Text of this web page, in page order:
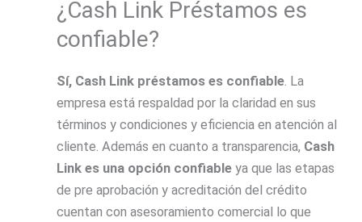
¿Cash Link Préstamos es
confiable?
Sí, Cash Link préstamos es confiable. La
empresa está respaldad por la claridad en sus
términos y condiciones y eficiencia en atención al
cliente. Además en cuanto a transparencia, Cash
Link es una opción confiableya que las etapas
de pre aprobación y acreditación del crédito
cuentan con asesoramiento comercial lo que